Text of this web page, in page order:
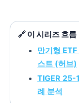
🔗 이 시리즈 흐름
만기형
스트 (허브)
TIGER 25-
례 분석